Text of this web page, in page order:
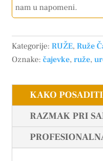
nam u napomeni.
Kategorije: RUŽE, Ruže
Oznake: čajevke, ruže,
KAKO
RAZMAK PRI